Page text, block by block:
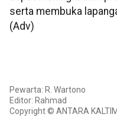
serta membuka
(Adv)
Pewarta: R. Wartono
Editor: Rahmad
Copyright © ANTARA